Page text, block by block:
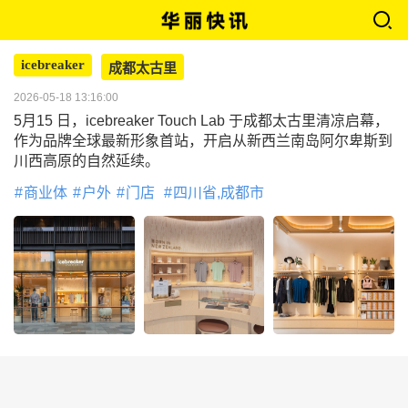
icebreaker 成都太古里
2026-05-18 13:16:00
5月15 日，icebreaker Touch Lab 于成都太古里清凉启幕，
作为品牌全球最新形象首站，开启从新西兰南岛阿尔卑斯到
川西高原的自然延续。
商业体 户外 门店 四川省,成都市